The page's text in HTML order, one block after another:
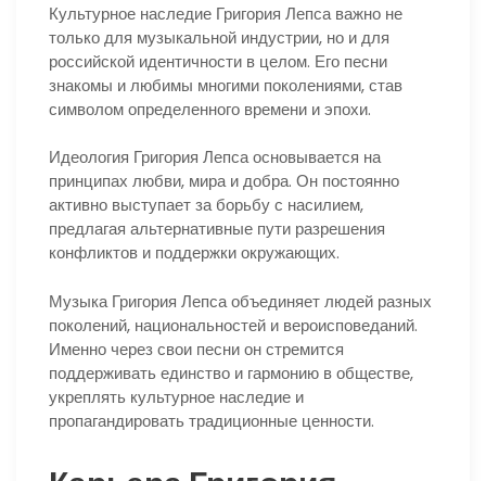
Культурное наследие Григория Лепса важно не
только для музыкальной индустрии, но и для
российской идентичности в целом. Его песни
знакомы и любимы многими поколениями, став
символом определенного времени и эпохи.
Идеология Григория Лепса основывается на
принципах любви, мира и добра. Он постоянно
активно выступает за борьбу с насилием,
предлагая альтернативные пути разрешения
конфликтов и поддержки окружающих.
Музыка Григория Лепса объединяет людей разных
поколений, национальностей и вероисповеданий.
Именно через свои песни он стремится
поддерживать единство и гармонию в обществе,
укреплять культурное наследие и
пропагандировать традиционные ценности.